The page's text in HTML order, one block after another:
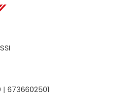
6736602501